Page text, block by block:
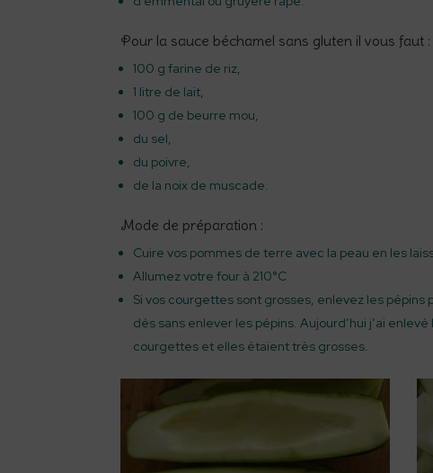
Pour la sauce béchamel sans gluten il vous faut :
100 g farine de riz,
1 litre de lait,
100 g de beurre mou,
du sel,
du poivre,
de la noix de muscade.
Mode de préparation :
Cuire vos pommes de terre avec la peau en les
Allumez votre four à 210°C
Si vos courgettes sont grosses, enlevez les
dés sans enlever les pépins. Aujourd’hui j’ai
courgettes et elles étaient très grosses.